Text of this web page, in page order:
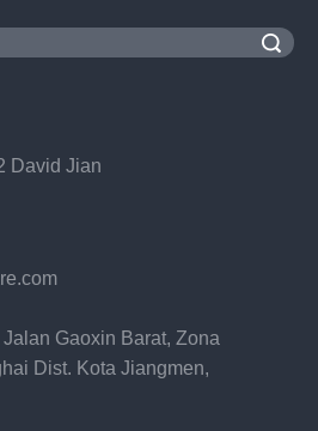
David Jian
Gaoxin Barat, Zona
Dist. Kota Jiangmen,